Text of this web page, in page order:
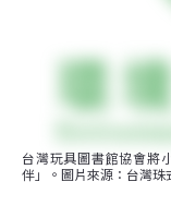
台灣玩具圖書館協會將
伴」。圖片來源：台灣珠